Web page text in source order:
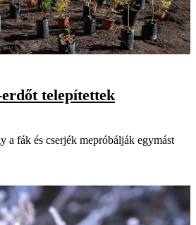
telepítettek
a fák és cserjék mepróbálják egymást